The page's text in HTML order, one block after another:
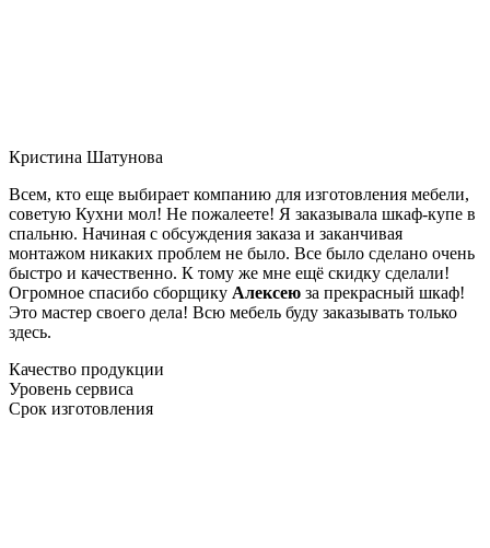
Кристина Шатунова
Всем, кто еще выбирает компанию для изготовления мебели,
советую Кухни мол! Не пожалеете! Я заказывала шкаф-купе в
спальню. Начиная с обсуждения заказа и заканчивая
монтажом никаких проблем не было. Все было сделано очень
быстро и качественно. К тому же мне ещё скидку сделали!
Огромное спасибо сборщику Алексею за прекрасный шкаф!
Это мастер своего дела! Всю мебель буду заказывать только
здесь.
Качество продукции
Уровень сервиса
Срок изготовления